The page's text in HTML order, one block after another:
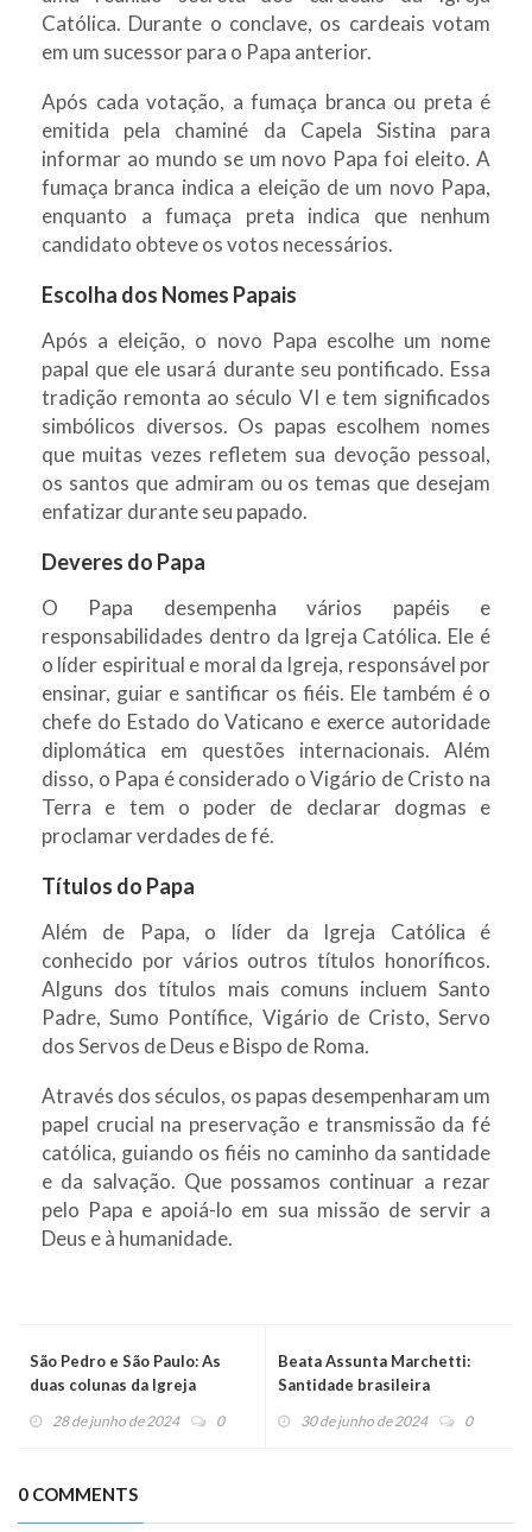
Católica. Durante o conclave, os cardeais votam
em um sucessor para o Papa anterior.
Após cada votação, a fumaça branca ou preta é
emitida pela chaminé da Capela Sistina para
informar ao mundo se um novo Papa foi eleito. A
fumaça branca indica a eleição de um novo Papa,
enquanto a fumaça preta indica que nenhum
candidato obteve os votos necessários.
Escolha dos Nomes Papais
Após a eleição, o novo Papa escolhe um nome
papal que ele usará durante seu pontificado. Essa
tradição remonta ao século VI e tem significados
simbólicos diversos. Os papas escolhem nomes
que muitas vezes refletem sua devoção pessoal,
os santos que admiram ou os temas que desejam
enfatizar durante seu papado.
Deveres do Papa
O Papa desempenha vários papéis e
responsabilidades dentro da Igreja Católica. Ele é
o líder espiritual e moral da Igreja, responsável por
ensinar, guiar e santificar os fiéis. Ele também é o
chefe do Estado do Vaticano e exerce autoridade
diplomática em questões internacionais. Além
disso, o Papa é considerado o Vigário de Cristo na
Terra e tem o poder de declarar dogmas e
proclamar verdades de fé.
Títulos do Papa
Além de Papa, o líder da Igreja Católica é
conhecido por vários outros títulos honoríficos.
Alguns dos títulos mais comuns incluem Santo
Padre, Sumo Pontífice, Vigário de Cristo, Servo
dos Servos de Deus e Bispo de Roma.
Através dos séculos, os papas desempenharam um
papel crucial na preservação e transmissão da fé
católica, guiando os fiéis no caminho da santidade
e da salvação. Que possamos continuar a rezar
pelo Papa e apoiá-lo em sua missão de servir a
Deus e à humanidade.
São Pedro e São Paulo: As
duas colunas da Igreja
28 de junho de 2024 0
Beata Assunta Marchetti:
Santidade brasileira
30 de junho de 2024 0
0 COMMENTS